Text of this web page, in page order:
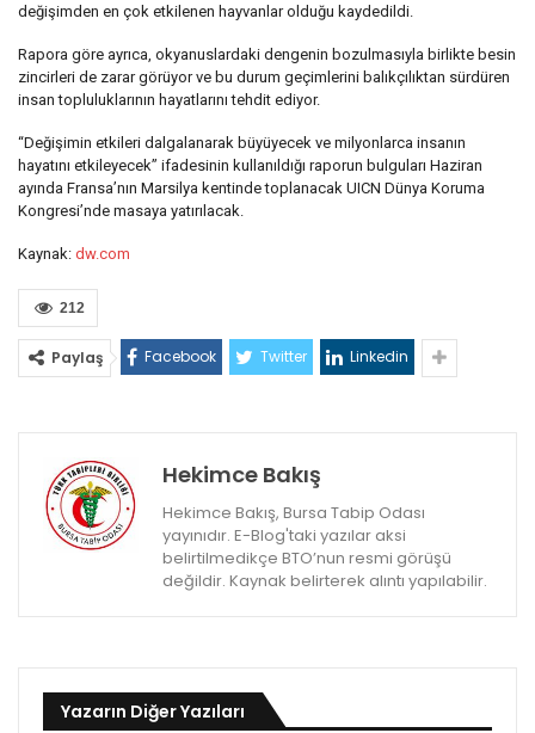
değişimden en çok etkilenen hayvanlar olduğu kaydedildi.
Rapora göre ayrıca, okyanuslardaki dengenin bozulmasıyla birlikte besin
zincirleri de zarar görüyor ve bu durum geçimlerini balıkçılıktan sürdüren
insan topluluklarının hayatlarını tehdit ediyor.
“Değişimin etkileri dalgalanarak büyüyecek ve milyonlarca insanın
hayatını etkileyecek” ifadesinin kullanıldığı raporun bulguları Haziran
ayında Fransa’nın Marsilya kentinde toplanacak UICN Dünya Koruma
Kongresi’nde masaya yatırılacak.
Kaynak: dw.com
212
Paylaş Facebook Twitter Linkedin
Hekimce Bakış
Hekimce Bakış, Bursa Tabip Odası
yayınıdır. E-Blog'taki yazılar aksi
belirtilmedikçe BTO’nun resmi görüşü
değildir. Kaynak belirterek alıntı yapılabilir.
Yazarın Diğer Yazıları